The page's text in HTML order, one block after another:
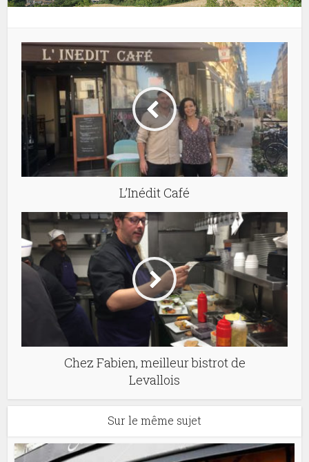
L’Inédit Café
Chez Fabien, meilleur bistrot de
Levallois
Sur le même sujet